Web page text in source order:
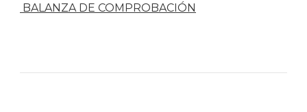
BALANZA DE COMPROBACIÓN